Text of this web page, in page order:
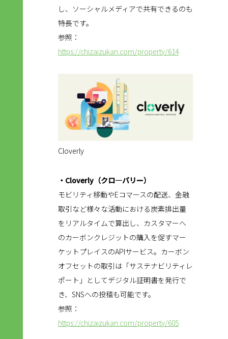
し、ソーシャルメディアで共有できるのも
特長です。
参照：
https://chizaizukan.com/property/614
Cloverly
・Cloverly（クロ―バリー）
モビリティ移動やEコマースの配送、金融
取引など様々な活動における炭素排出量
をリアルタイムで算出し、カスタマーへ
のカーボンクレジットの購入を促すマー
ケットプレイスのAPIサービス。カーボン
オフセットの取引は「サステナビリティレ
ポート」としてデジタル証明書を発行で
き、SNSへの投稿も可能です。
参照：
https://chizaizukan.com/property/605